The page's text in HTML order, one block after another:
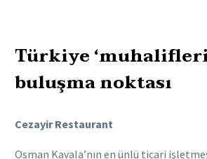
Türkiye
buluşma noktası
Cezayir Restaurant
Osman Kavala’nın en ünlü ticari